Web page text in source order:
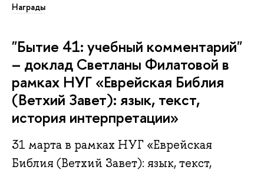
Награды
"Бытие 41: учебный комментарий"
– доклад Светланы Филатовой в
рамках НУГ «Еврейская Библия
(Ветхий Завет): язык, текст,
история интерпретации»
31 марта в рамках НУГ «Еврейская
Библия (Ветхий Завет): язык, текст,